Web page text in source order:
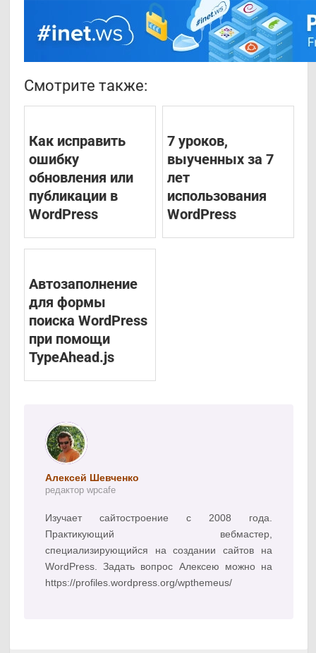
Смотрите также:
Как исправить
ошибку
обновления или
публикации в
WordPress
7 уроков,
выученных за 7
лет
использования
WordPress
Автозаполнение
для формы
поиска WordPress
при помощи
TypeAhead.js
Алексей Шевченко
редактор wpcafe
Изучает сайтостроение с 2008 года.
Практикующий вебмастер,
специализирующийся на создании сайтов на
WordPress. Задать вопрос Алексею можно на
https://profiles.wordpress.org/wpthemeus/